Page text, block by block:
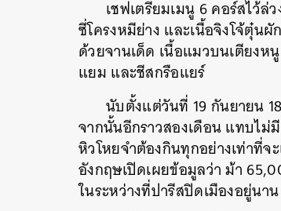
เชฟเตรียมเมนู 6 คอร์สไว้
ซี่โครงหมีย่าง และเนื้อจิงโจ้ตุ๋น
ด้วยจานเด็ด เนื้อแมวบนเตียงห
แยม และชีสกรือแยร์
นับตั้งแต่วันที่ 19 กันยายน
จากนั้นอีกราวสองเดือน แทบไม่
หิวโหยจำต้องกินทุกอย่างเท่าที่
อังกฤษเปิดเผยข้อมูลว่า ม้า
ในระหว่างที่ปารีสปิดเมืองอยู่นา